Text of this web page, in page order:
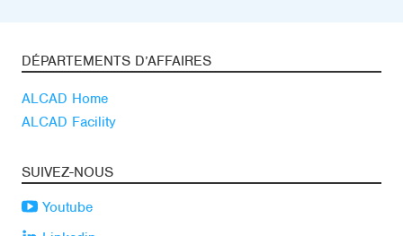
DÉPARTEMENTS D’AFFAIRES
ALCAD Home
ALCAD Facility
SUIVEZ-NOUS
Youtube